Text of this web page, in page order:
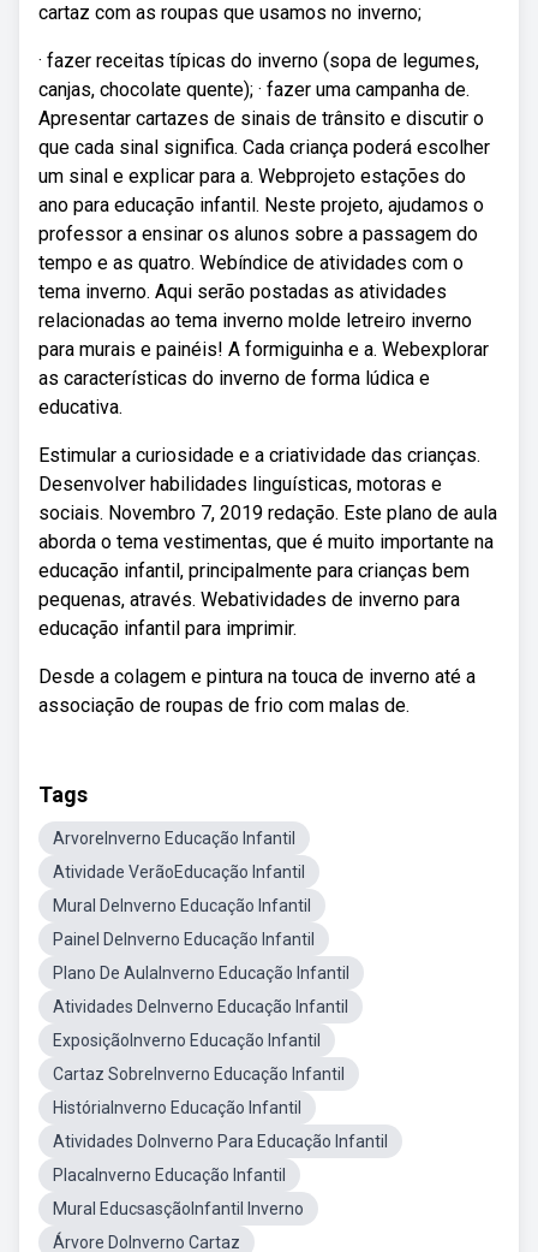
cartaz com as roupas que usamos no inverno;
· fazer receitas típicas do inverno (sopa de legumes,
canjas, chocolate quente); · fazer uma campanha de.
Apresentar cartazes de sinais de trânsito e discutir o
que cada sinal significa. Cada criança poderá escolher
um sinal e explicar para a. Webprojeto estações do
ano para educação infantil. Neste projeto, ajudamos o
professor a ensinar os alunos sobre a passagem do
tempo e as quatro. Webíndice de atividades com o
tema inverno. Aqui serão postadas as atividades
relacionadas ao tema inverno molde letreiro inverno
para murais e painéis! A formiguinha e a. Webexplorar
as características do inverno de forma lúdica e
educativa.
Estimular a curiosidade e a criatividade das crianças.
Desenvolver habilidades linguísticas, motoras e
sociais. Novembro 7, 2019 redação. Este plano de aula
aborda o tema vestimentas, que é muito importante na
educação infantil, principalmente para crianças bem
pequenas, através. Webatividades de inverno para
educação infantil para imprimir.
Desde a colagem e pintura na touca de inverno até a
associação de roupas de frio com malas de.
Tags
ArvoreInverno Educação Infantil
Atividade VerãoEducação Infantil
Mural DeInverno Educação Infantil
Painel DeInverno Educação Infantil
Plano De AulaInverno Educação Infantil
Atividades DeInverno Educação Infantil
ExposiçãoInverno Educação Infantil
Cartaz SobreInverno Educação Infantil
HistóriaInverno Educação Infantil
Atividades DoInverno Para Educação Infantil
PlacaInverno Educação Infantil
Mural EducsasçãoInfantil Inverno
Árvore DoInverno Cartaz